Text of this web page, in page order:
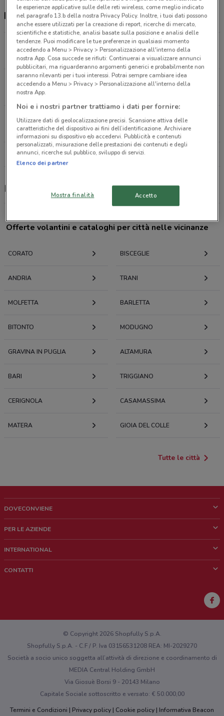
Negozi Metagenics a Corato
VIA STA FAUSTINA KOWALSKA 26 Corato
900 m
VIA LEONTINE DE NITTIS 7/9 Barletta
21.2 km
VIA LEONTINE DE NITTIS 7/9 Barletta
21.2 km
Tutti i negozi Metagenics
Metagenics, offerte e negozi
Offerte volantini e cataloghi per città nelle vicinanze
CORATO BISCEGLIE
ANDRIA TRANI
MOLFETTA BARLETTA
BITONTO MODUGNO
GRAVINA IN PUGLIA ALTAMURA
BARI TRIGGIANO
CERIGNOLA CASAMASSIMA
MATERA GIOIA DEL COLLE
Tutte le città
DOVECONVIENE
Chi siamo
Lavora con noi
PER LE AZIENDE
Richieste commerciali e marketing
INTERNATIONAL
CONTATTI
Hai un malfunzionamento sul web o sull'app?
© Copyright 2026 Shopfully S.p.A.
Shopfully S.p.A. - C.F / P. Iva 03156531208 REA: MI-2029270
Società a socio unico soggetta all’attività di direzione e coordinamento di
MEDIA Central Holding GmbH
Via Giosuè Borsi 9 - 20143 Milano
Capitale Sociale sottoscritto e versato: € 50.000,00
Termini e Condizioni
Privacy policy Cookie policy Informativa Beacon
le esperienze applicative sulle delle reti wireless, come meglio indicato
nel paragrafo 13.b della nostra Privacy Policy. Inoltre, i tuoi dati possono
anche essere utilizzati per la creazione di report, ricerche di mercato,
scientifiche e statistiche, analisi basate sulla posizione e analisi delle
tendenze. Puoi modificare le tue preferenze in qualsiasi momento
accedendo a Menu > Privacy > Personalizzazione all'interno della
nostra App. Cosa succede se rifiuti: Continuerai a visualizzare annunci
pubblicitari, ma riguarderanno argomenti generici e probabilmente non
saranno rilevanti per i tuoi interessi. Potrai sempre cambiare idea
accedendo a Menu > Privacy > Personalizzazione all'interno della
nostra App.
Noi e i nostri partner trattiamo i dati per fornire:
Utilizzare dati di geolocalizzazione precisi. Scansione attiva delle
caratteristiche del dispositivo ai fini dell’identificazione. Archiviare
informazioni su dispositivo e/o accedervi. Pubblicità e contenuti
personalizzati, misurazione delle prestazioni dei contenuti e degli
annunci, ricerche sul pubblico, sviluppo di servizi.
Elenco dei partner
Mostra finalità Accetto